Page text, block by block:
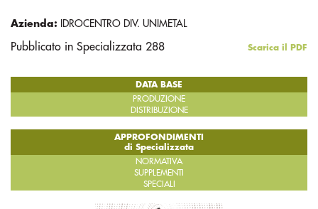
Azienda: IDROCENTRO DIV. UNIMETAL
Pubblicato in Specializzata 288 Scarica il PDF
DATA BASE
PRODUZIONE
DISTRIBUZIONE
APPROFONDIMENTI
di Specializzata
NORMATIVA
SUPPLEMENTI
SPECIALI